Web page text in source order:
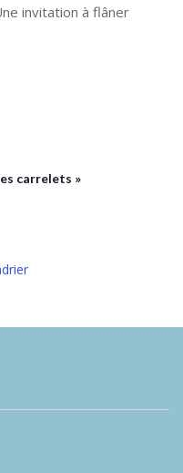
invitation à flâner
carrelets »